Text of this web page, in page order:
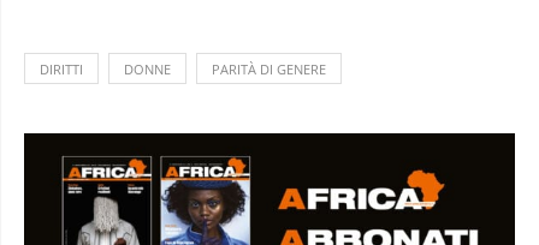
DIRITTI DONNE PARITÀ DI GENERE